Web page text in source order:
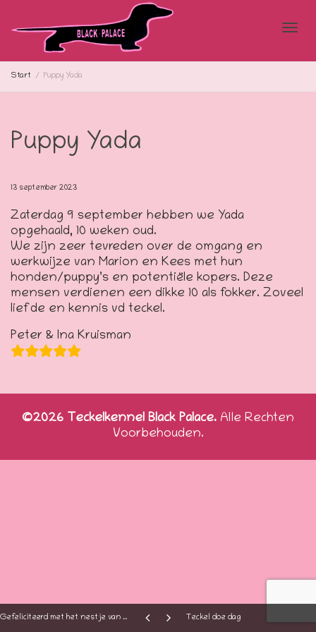
Start Puppy Yada
Puppy Yada
13 september 2023
Zaterdag 9 september hebben we Yada
opgehaald, 10 weken oud.
We zijn zeer tevreden over de omgang en
werkwijze van Marion en Kees met hun
honden/puppy’s en potentiële kopers. Deze
mensen verdienen een dikke 10 als fokker. Zoveel
liefde en kennis vd teckel.
Peter & Ina Kruisman
Gefeliciteerd met het nestje van Faith Teckel doe dag
©2026 Teckelkennel Black Palace. Alle Rechten
Voorbehouden.